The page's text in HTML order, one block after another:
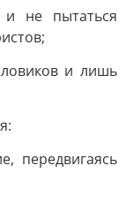
не пытаться
и лишь
передвигаясь